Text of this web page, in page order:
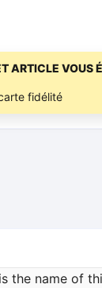
ARTICLE VOUS
fidélité
is the name of